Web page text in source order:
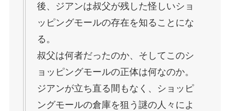
後、ジアンは叔父が残した怪しいショ
ッピングモールの存在を知ることにな
る。
叔父は何者だったのか、そしてこのシ
ョッピングモールの正体は何なのか。
ジアンが立ち直る間もなく、ショッピ
ングモールの倉庫を狙う謎の人々によ